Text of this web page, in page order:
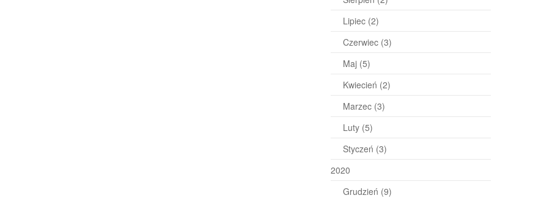
Lipiec (2)
Czerwiec (3)
Maj (5)
Kwiecień (2)
Marzec (3)
Luty (5)
Styczeń (3)
2020
Grudzień (9)